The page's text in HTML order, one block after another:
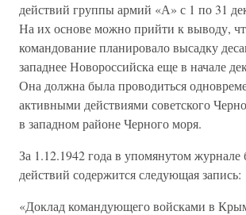
действий группы армий «А» с 1 по 31
На их основе можно прийти к выводу,
командование планировало высадку
западнее Новороссийска еще в начале
Она должна была проводиться
активными действиями советского
в западном районе Черного моря.
За 1.12.1942 года в упомянутом журнале
действий содержится следующая запись:
«Доклад командующего войсками в